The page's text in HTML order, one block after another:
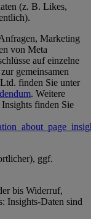
(z. B. Likes,
Marketing
von Meta
auf einzelne
gemeinsamen
finden Sie unter
. Weitere
finden Sie
ggf.
bis Widerruf,
Insights-Daten sind